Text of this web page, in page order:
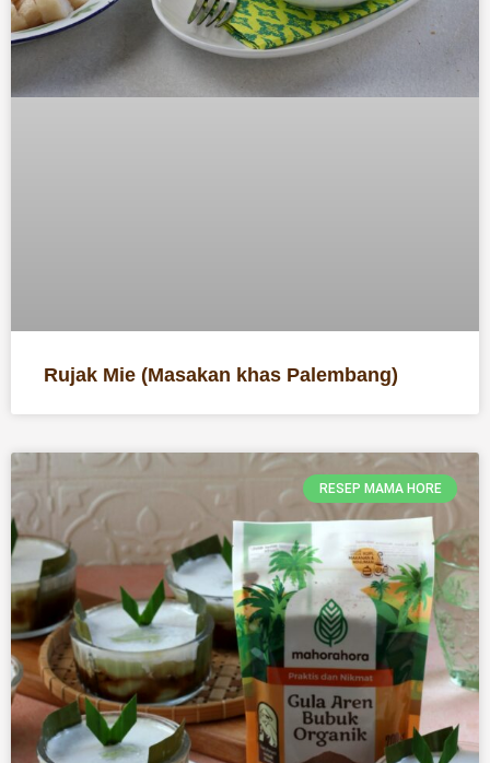
Rujak Mie (Masakan khas Palembang)
RESEP MAMA HORE